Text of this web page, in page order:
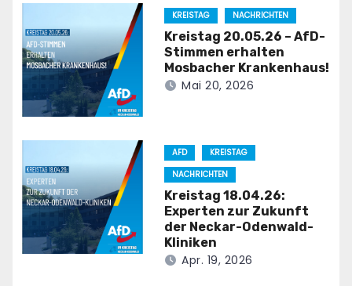
KREISTAG NACHRICHTEN
Kreistag 20.05.26 – AfD-
Stimmen erhalten
Mosbacher Krankenhaus!
Mai 20, 2026
AFD
KREISTAG
NACHRICHTEN
Kreistag 18.04.26:
Experten zur Zukunft
der Neckar-Odenwald-
Kliniken
Apr. 19, 2026